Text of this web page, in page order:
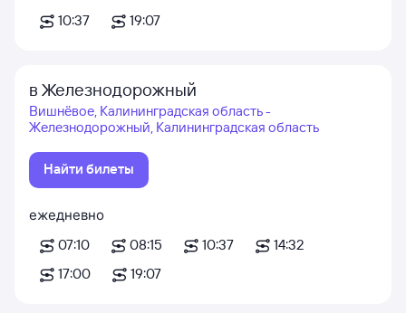
10:37
19:07
в Железнодорожный
Вишнёвое, Калининградская область -
Железнодорожный, Калининградская область
Найти билеты
ежедневно
07:10
08:15 10:37
14:32
17:00
19:07